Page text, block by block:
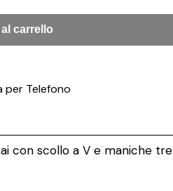
carrello
per Telefono
con scollo a V e maniche tre